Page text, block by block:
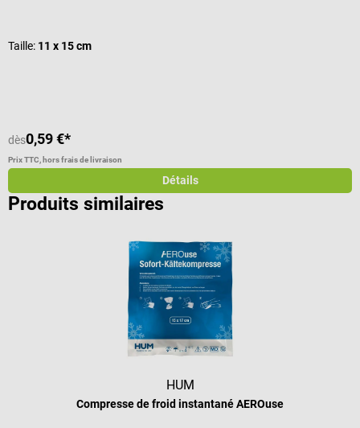
Taille: 11 x 15 cm
dès0,59 €*
Prix TTC, hors frais de livraison
Détails
Produits similaires
HUM
Compresse de froid instantané AEROuse